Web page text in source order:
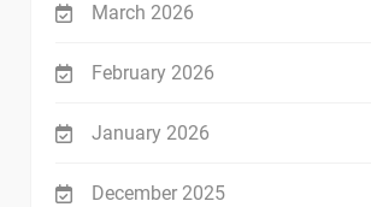
March 2026
February 2026
January 2026
December 2025